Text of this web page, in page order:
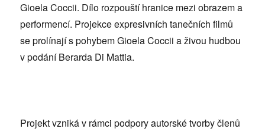
Gioela Coccii. Dílo rozpouští hranice mezi obrazem a
performencí. Projekce expresivních tanečních filmů
se prolínají s pohybem Gioela Coccii a živou hudbou
v podání Berarda Di Mattia.
Projekt vzniká v rámci podpory autorské tvorby členů